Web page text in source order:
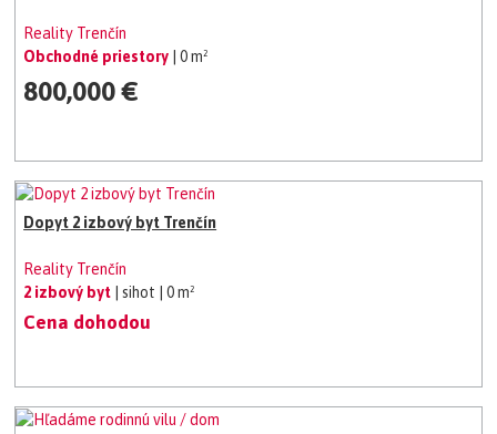
Reality Trenčín
Obchodné priestory
| 0 m²
800,000 €
Dopyt 2 izbový byt Trenčín
Reality Trenčín
2 izbový byt
| sihot | 0 m²
Cena dohodou